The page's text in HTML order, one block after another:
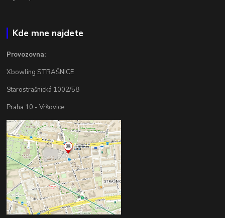
Kde mne najdete
Provozovna:
Xbowling STRAŠNICE
Starostrašnická 1002/58
Praha 10 - Vršovice